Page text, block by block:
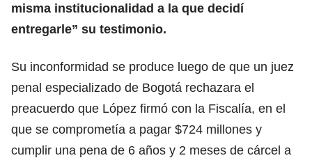
misma institucionalidad a la que decidí
entregarle” su testimonio.
Su inconformidad se produce luego de que un juez
penal especializado de Bogotá rechazara el
preacuerdo que López firmó con la Fiscalía, en el
que se comprometía a pagar $724 millones y
cumplir una pena de 6 años y 2 meses de cárcel a